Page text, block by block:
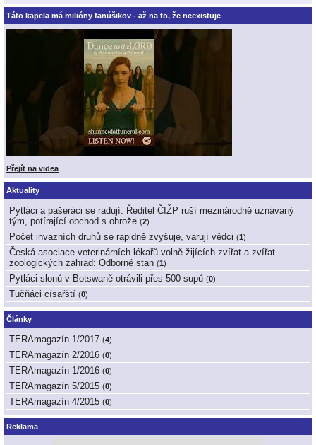
Táto kapela má milióny fanúšikov - až na to, že neexistuje
Přejít na videa
Aktuality
Pytláci a pašeráci se radují. Ředitel ČIŽP ruší mezinárodně uznávaný
tým, potírající obchod s ohrože (2)
Počet invazních druhů se rapidně zvyšuje, varují vědci (1 )
Česká asociace veterinárních lékařů volně žijících zvířat a zvířat
zoologických zahrad: Odborné stan (1 )
Pytláci slonů v Botswaně otrávili přes 500 supů (0)
Tučňáci císařští (0)
Články
TERAmagazín 1/2017 (4)
TERAmagazín 2/2016 (0)
TERAmagazín 1/2016 (0)
TERAmagazín 5/2015 (0)
TERAmagazín 4/2015 (0)
Reklama